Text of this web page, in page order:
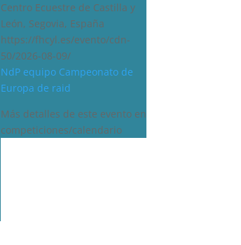
Centro Ecuestre de Castilla y
León, Segovia, España
https://fhcyl.es/evento/cdn-
50/2026-08-09/
NdP equipo Campeonato de
Europa de raid
Más detalles de este evento en
competiciones/calendario